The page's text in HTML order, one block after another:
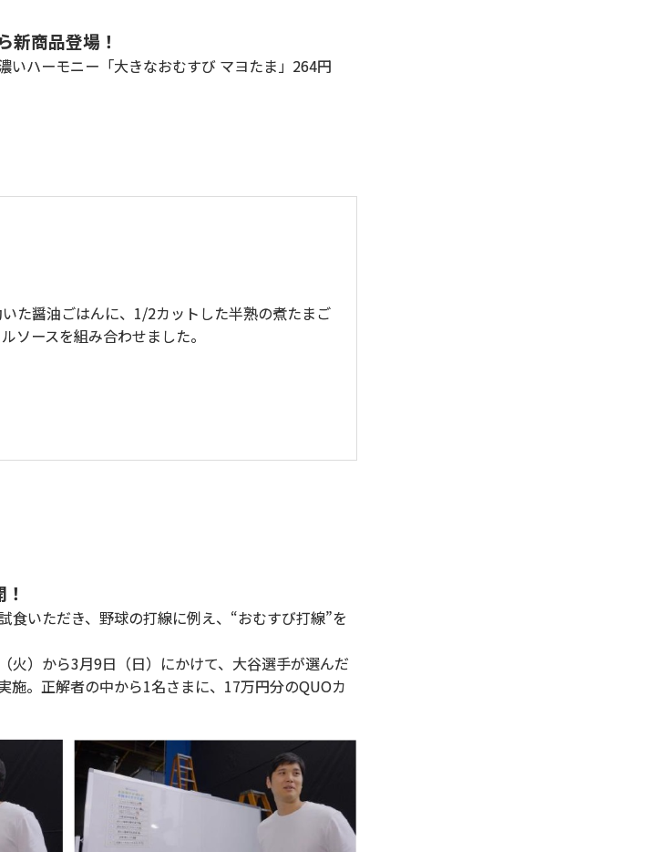
商品登場！
ハーモニー「大きなおむすび マヨたま」264円
た醤油ごはんに、1/2カットした半熟の煮たまご
ソースを組み合わせました。
いただき、野球の打線に例え、“おむすび打線”を
）から3月9日（日）にかけて、大谷選手が選んだ
。正解者の中から1名さまに、17万円分のQUOカ